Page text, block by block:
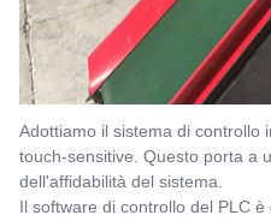
Adottiamo il sistema di controllo
touch-sensitive. Questo porta a
dell'affidabilità del sistema.
Il software di controllo del PLC